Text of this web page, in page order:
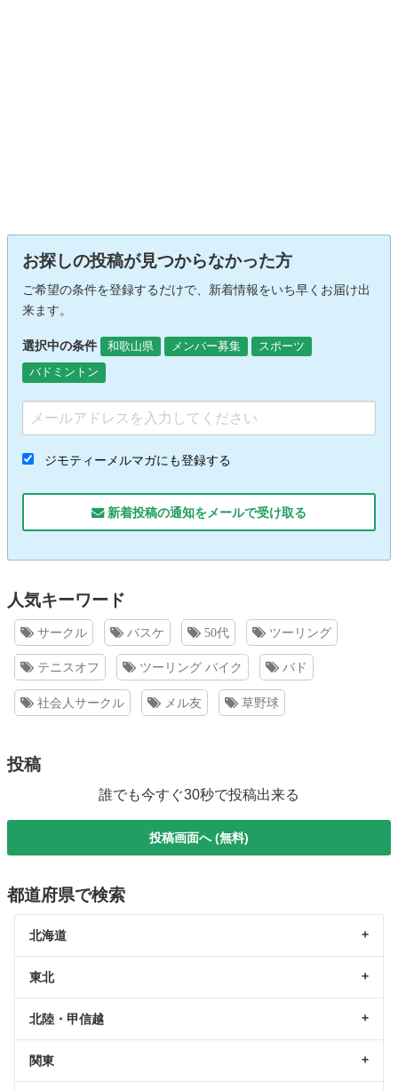
お探しの投稿が見つからなかった方
ご希望の条件を登録するだけで、新着情報をいち早くお届け出
来ます。
選択中の条件 和歌山県 メンバー募集
スポーツ
バドミントン
ジモティーメルマガにも登録する
新着投稿の通知をメールで受け取る
人気キーワード
サークル バスケ 50代 ツーリング
テニスオフ ツーリング バイク バド
社会人サークル メル友 草野球
投稿
誰でも今すぐ30秒で投稿出来る
投稿画面へ (無料)
都道府県で検索
北海道
東北
北陸・甲信越
関東